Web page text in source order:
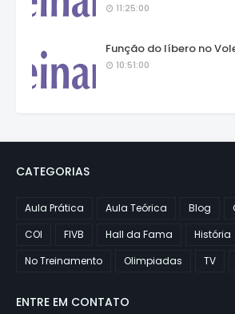
11:25:00
Função do líbero no
10:51:00
CATEGORIAS
Aula Prática Aula Teórica Blog
COI
FIVB Hall da Fama
História
No Treinamento
Olimpiadas TV
ENTRE EM CONTATO